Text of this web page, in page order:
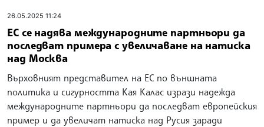
26.05.2025 11:24
ЕС се надява международните партньори да
последват примера с увеличаване на натиска
над Москва
Върховният представител на ЕС по външната
политика и сигурността Кая Калас изрази надежда
международните партньори да последват европейския
пример и да увеличат натиска над Русия заради